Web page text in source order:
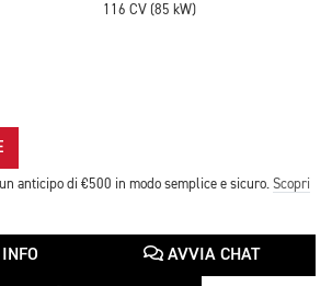
116 CV (85 kW)
anticipo di €500 in modo semplice e sicuro. Scopri
AVVIA CHAT